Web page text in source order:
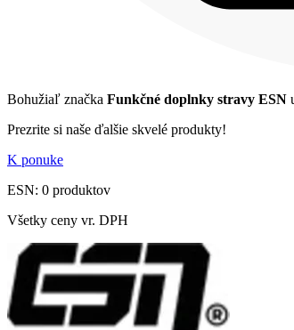
Bohužiaľ značka Funkčné doplnky stravy ESN
Prezrite si naše ďalšie skvelé produkty!
K ponuke
ESN: 0 produktov
Všetky ceny vr. DPH